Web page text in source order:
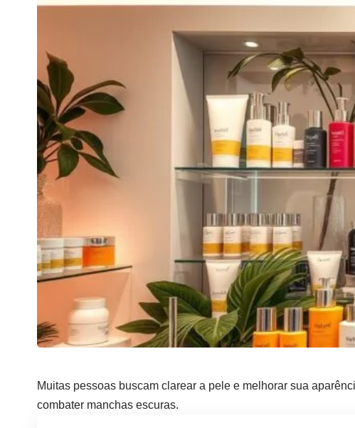
Muitas pessoas buscam clarear a pele e melhorar sua
combater manchas escuras.